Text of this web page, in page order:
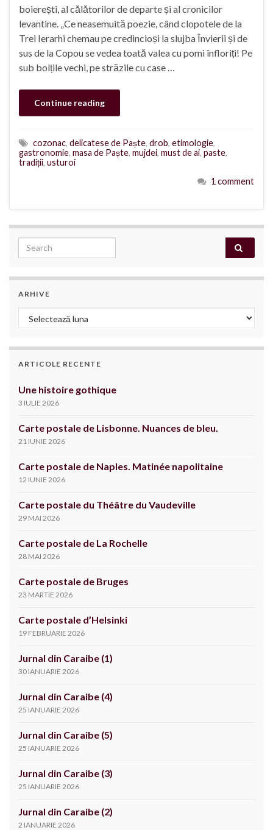
boierești, al călătorilor de departe și al cronicilor
levantine. „Ce neasemuită poezie, când clopotele de la
Trei Ierarhi chemau pe credincioși la slujba Învierii și de
sus de la Copou se vedea toată valea cu pomi înfloriți! Pe
sub bolțile vechi, pe străzile cu case …
Continue reading
cozonac, delicatese de Paște, drob, etimologie,
gastronomie, masa de Paște, mujdei, must de ai, paste,
tradiții, usturoi
1 comment
Search for:
ARHIVE
Arhive
ARTICOLE RECENTE
Une histoire gothique
3 IULIE 2026
Carte postale de Lisbonne. Nuances de bleu.
21 IUNIE 2026
Carte postale de Naples. Matinée napolitaine
12 IUNIE 2026
Carte postale du Théâtre du Vaudeville
29 MAI 2026
Carte postale de La Rochelle
28 MAI 2026
Carte postale de Bruges
23 MARTIE 2026
Carte postale d’Helsinki
19 FEBRUARIE 2026
Jurnal din Caraibe (1)
30 IANUARIE 2026
Jurnal din Caraibe (4)
25 IANUARIE 2026
Jurnal din Caraibe (5)
25 IANUARIE 2026
Jurnal din Caraibe (3)
25 IANUARIE 2026
Jurnal din Caraibe (2)
2 IANUARIE 2026